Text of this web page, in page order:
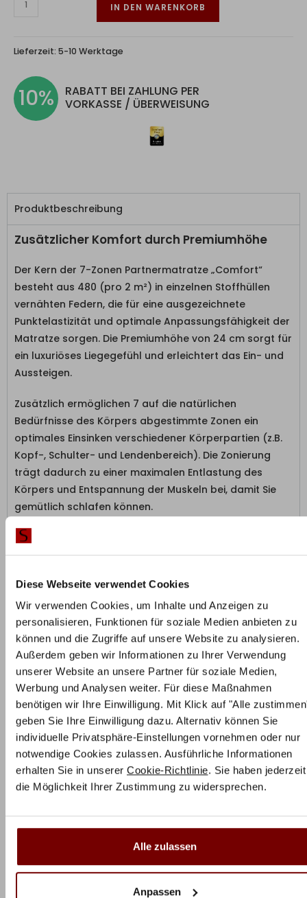
Diese Webseite verwendet Cookies
Wir verwenden Cookies, um Inhalte und Anzeigen zu
personalisieren, Funktionen für soziale Medien anbieten zu
können und die Zugriffe auf unsere Website zu analysieren.
Außerdem geben wir Informationen zu Ihrer Verwendung
unserer Website an unsere Partner für soziale Medien,
Werbung und Analysen weiter. Für diese Maßnahmen
benötigen wir Ihre Einwilligung. Mit Klick auf "Alle
geben Sie Ihre Einwilligung dazu. Alternativ können Sie
individuelle Privatsphäre-Einstellungen vornehmen oder nur
notwendige Cookies zulassen. Ausführliche Informationen
erhalten Sie in unserer Cookie-Richtlinie. Sie haben jederzeit
die Möglichkeit Ihrer Zustimmung zu widersprechen.
Alle zulassen
Anpassen
IN DEN WARENKORB
Lieferzeit: 5-10 Werktage
10%
RABATT BEI ZAHLUNG PER
VORKASSE / ÜBERWEISUNG
Produktbeschreibung
Zusätzlicher Komfort durch Premiumhöhe
Der Kern der 7-Zonen Partnermatratze „Comfort“
besteht aus 480 (pro 2 m²) in einzelnen Stoffhüllen
vernähten Federn, die für eine ausgezeichnete
Punktelastizität und optimale Anpassungsfähigkeit der
Matratze sorgen. Die Premiumhöhe von 24 cm sorgt für
ein luxuriöses Liegegefühl und erleichtert das Ein- und
Aussteigen.
Zusätzlich ermöglichen 7 auf die natürlichen
Bedürfnisse des Körpers abgestimmte Zonen ein
optimales Einsinken verschiedener Körperpartien (z.B.
Kopf-, Schulter- und Lendenbereich). Die Zonierung
trägt dadurch zu einer maximalen Entlastung des
Körpers und Entspannung der Muskeln bei, damit Sie
gemütlich schlafen können.
Angenehm kühles Schlafklima
aufzuwachen. Dem wirkt die Kombination des
bewährten Taschenfederkerns und der versteppten
Klimafaser (200 g/m²) des hochwertigen Tencel®
Bezugs (400 g/m²) entgegen. Durch die Luft im Inneren
der Matratze wird ein Wärmestau vermieden und
Wärme und Feuchtigkeit werden nach außen geleitet.
Die versteppte Klimafaser unseres hochwertigen
Bezugs wirkt zusätzlich feuchtigkeits- und
temperaturregulierend. Für eine angenehme Nachtruhe
ohne lästiges Schwitzen.
Qualität, die überzeugt
Qualitätsstandards gefertigt: Bei der Produktion
werden für die Matratzen ausschließlich hochwertige
Materialien aus deutscher Produktion verwendet. Wir
garantieren eine hohe Lebensdauer der Produkte.
Zudem haben Sie die Möglichkeit die Produkte 30 Tage